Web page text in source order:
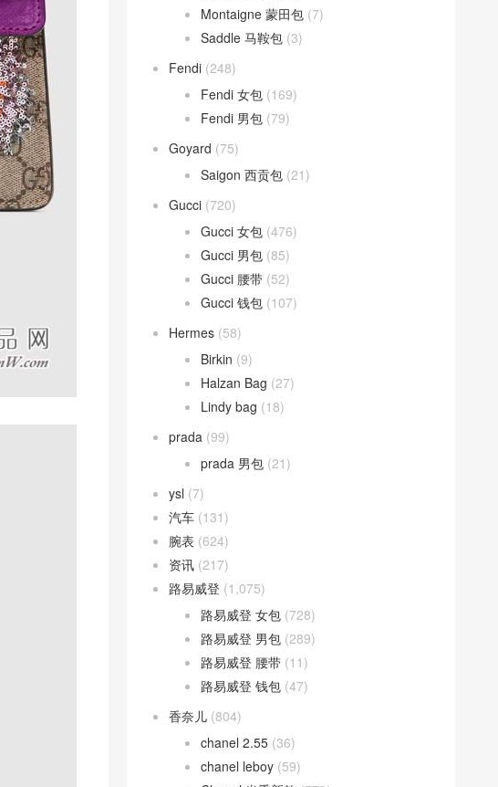
Montaigne 蒙田包 (7)
Saddle 马鞍包 (3)
Fendi (248)
Fendi 女包 (169)
Fendi 男包 (79)
Goyard (75)
Saigon 西贡包 (21)
Gucci (720)
Gucci 女包 (476)
Gucci 男包 (85)
Gucci 腰带 (52)
Gucci 钱包 (107)
Hermes (58)
Birkin (9)
Halzan Bag (27)
Lindy bag (18)
prada (99)
prada 男包 (21)
ysl (7)
汽车 (131)
腕表 (624)
资讯 (217)
路易威登 (1,075)
路易威登 女包 (728)
路易威登 男包 (289)
路易威登 腰带 (11)
路易威登 钱包 (47)
香奈儿 (804)
chanel 2.55 (36)
chanel leboy (59)